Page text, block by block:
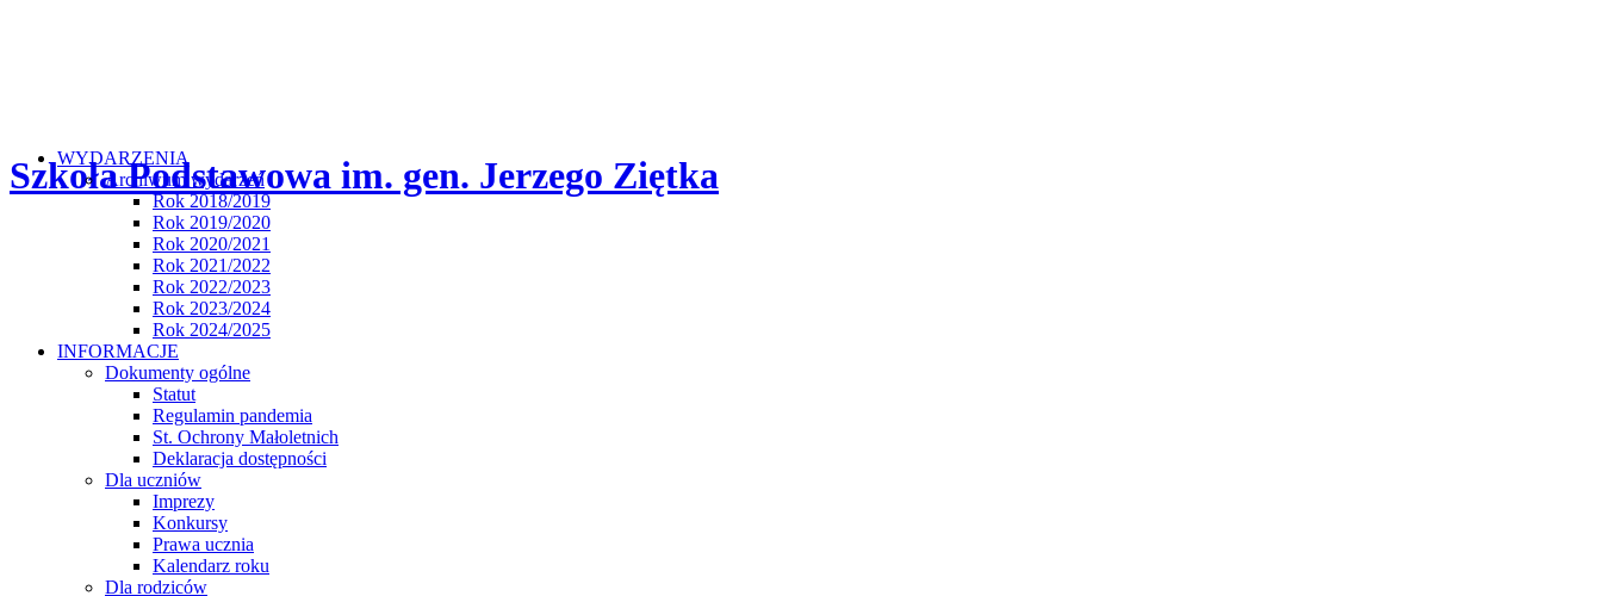
Szkoła Podstawowa im. gen. Jerzego Ziętka
WYDARZENIA
Archiwum wydarzeń
Rok 2018/2019
Rok 2019/2020
Rok 2020/2021
Rok 2021/2022
Rok 2022/2023
Rok 2023/2024
Rok 2024/2025
INFORMACJE
Dokumenty ogólne
Statut
Regulamin pandemia
St. Ochrony Małoletnich
Deklaracja dostępności
Dla uczniów
Imprezy
Konkursy
Prawa ucznia
Kalendarz roku
Dla rodziców